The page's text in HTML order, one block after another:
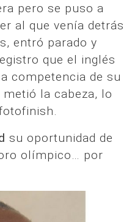
pero se puso a
al que venía detrás
entró parado y
que el inglés
competencia de su
la cabeza, lo
su oportunidad de
olímpico… por